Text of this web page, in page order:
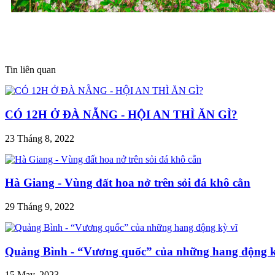
Tin liên quan
CÓ 12H Ở ĐÀ NẴNG - HỘI AN THÌ ĂN GÌ?
23 Tháng 8, 2022
Hà Giang - Vùng đất hoa nở trên sỏi đá khô cằn
29 Tháng 9, 2022
Quảng Bình - “Vương quốc” của những hang động